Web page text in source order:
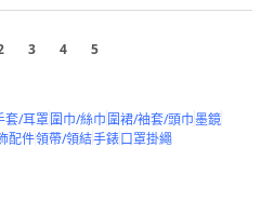
3 4 5
套/耳罩圍巾/絲巾圍裙/袖套/頭巾墨鏡
配件領帶/領結手錶口罩掛繩